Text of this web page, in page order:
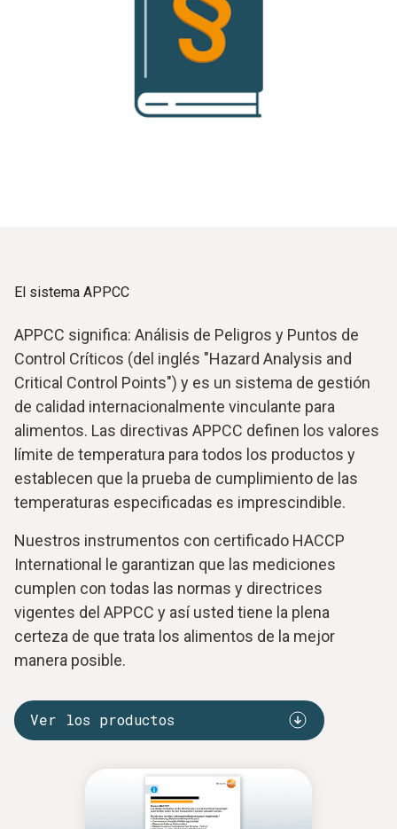
El sistema APPCC
APPCC significa: Análisis de Peligros y Puntos de
Control Críticos (del inglés "Hazard Analysis and
Critical Control Points") y es un sistema de gestión
de calidad internacionalmente vinculante para
alimentos. Las directivas APPCC definen los valores
límite de temperatura para todos los productos y
establecen que la prueba de cumplimiento de las
temperaturas especificadas es imprescindible.
Nuestros instrumentos con certificado HACCP
International le garantizan que las mediciones
cumplen con todas las normas y directrices
vigentes del APPCC y así usted tiene la plena
certeza de que trata los alimentos de la mejor
manera posible.
Ver los productos